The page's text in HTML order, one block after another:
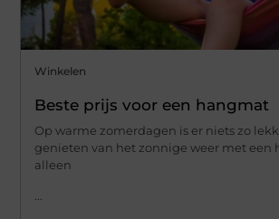
Winkelen
Beste prijs voor een hangmat
Op warme zomerdagen is er niets zo
genieten van het zonnige weer met een
alleen